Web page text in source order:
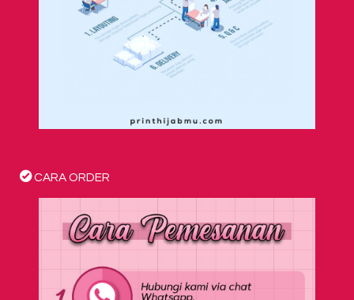
CARA ORDER